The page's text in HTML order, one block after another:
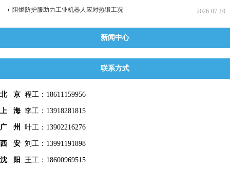
2026-07-10
阻燃防护服助力工业机器人应对热锻工况
新闻中心
联系方式
北 京 程工：18611159956
上 海 李工：13918281815
广 州 叶工：13902216276
西 安 刘工：13991191898
沈 阳 王工：18600969515